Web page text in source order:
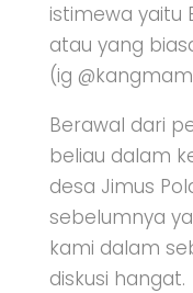
istimewa yaitu
atau yang
(ig
Berawal dari
beliau dalam
desa Jimus
sebelumnya
kami dalam
diskusi hangat.